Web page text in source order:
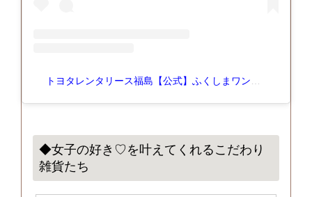
トヨタレンタリース福島【公式】ふくしまワンデイドライブ(@toyota.rent.a.car_fukushima)がシェアした投稿
◆女子の好き♡を叶えてくれるこだわり
雑貨たち